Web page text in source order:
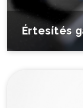
Értesítés